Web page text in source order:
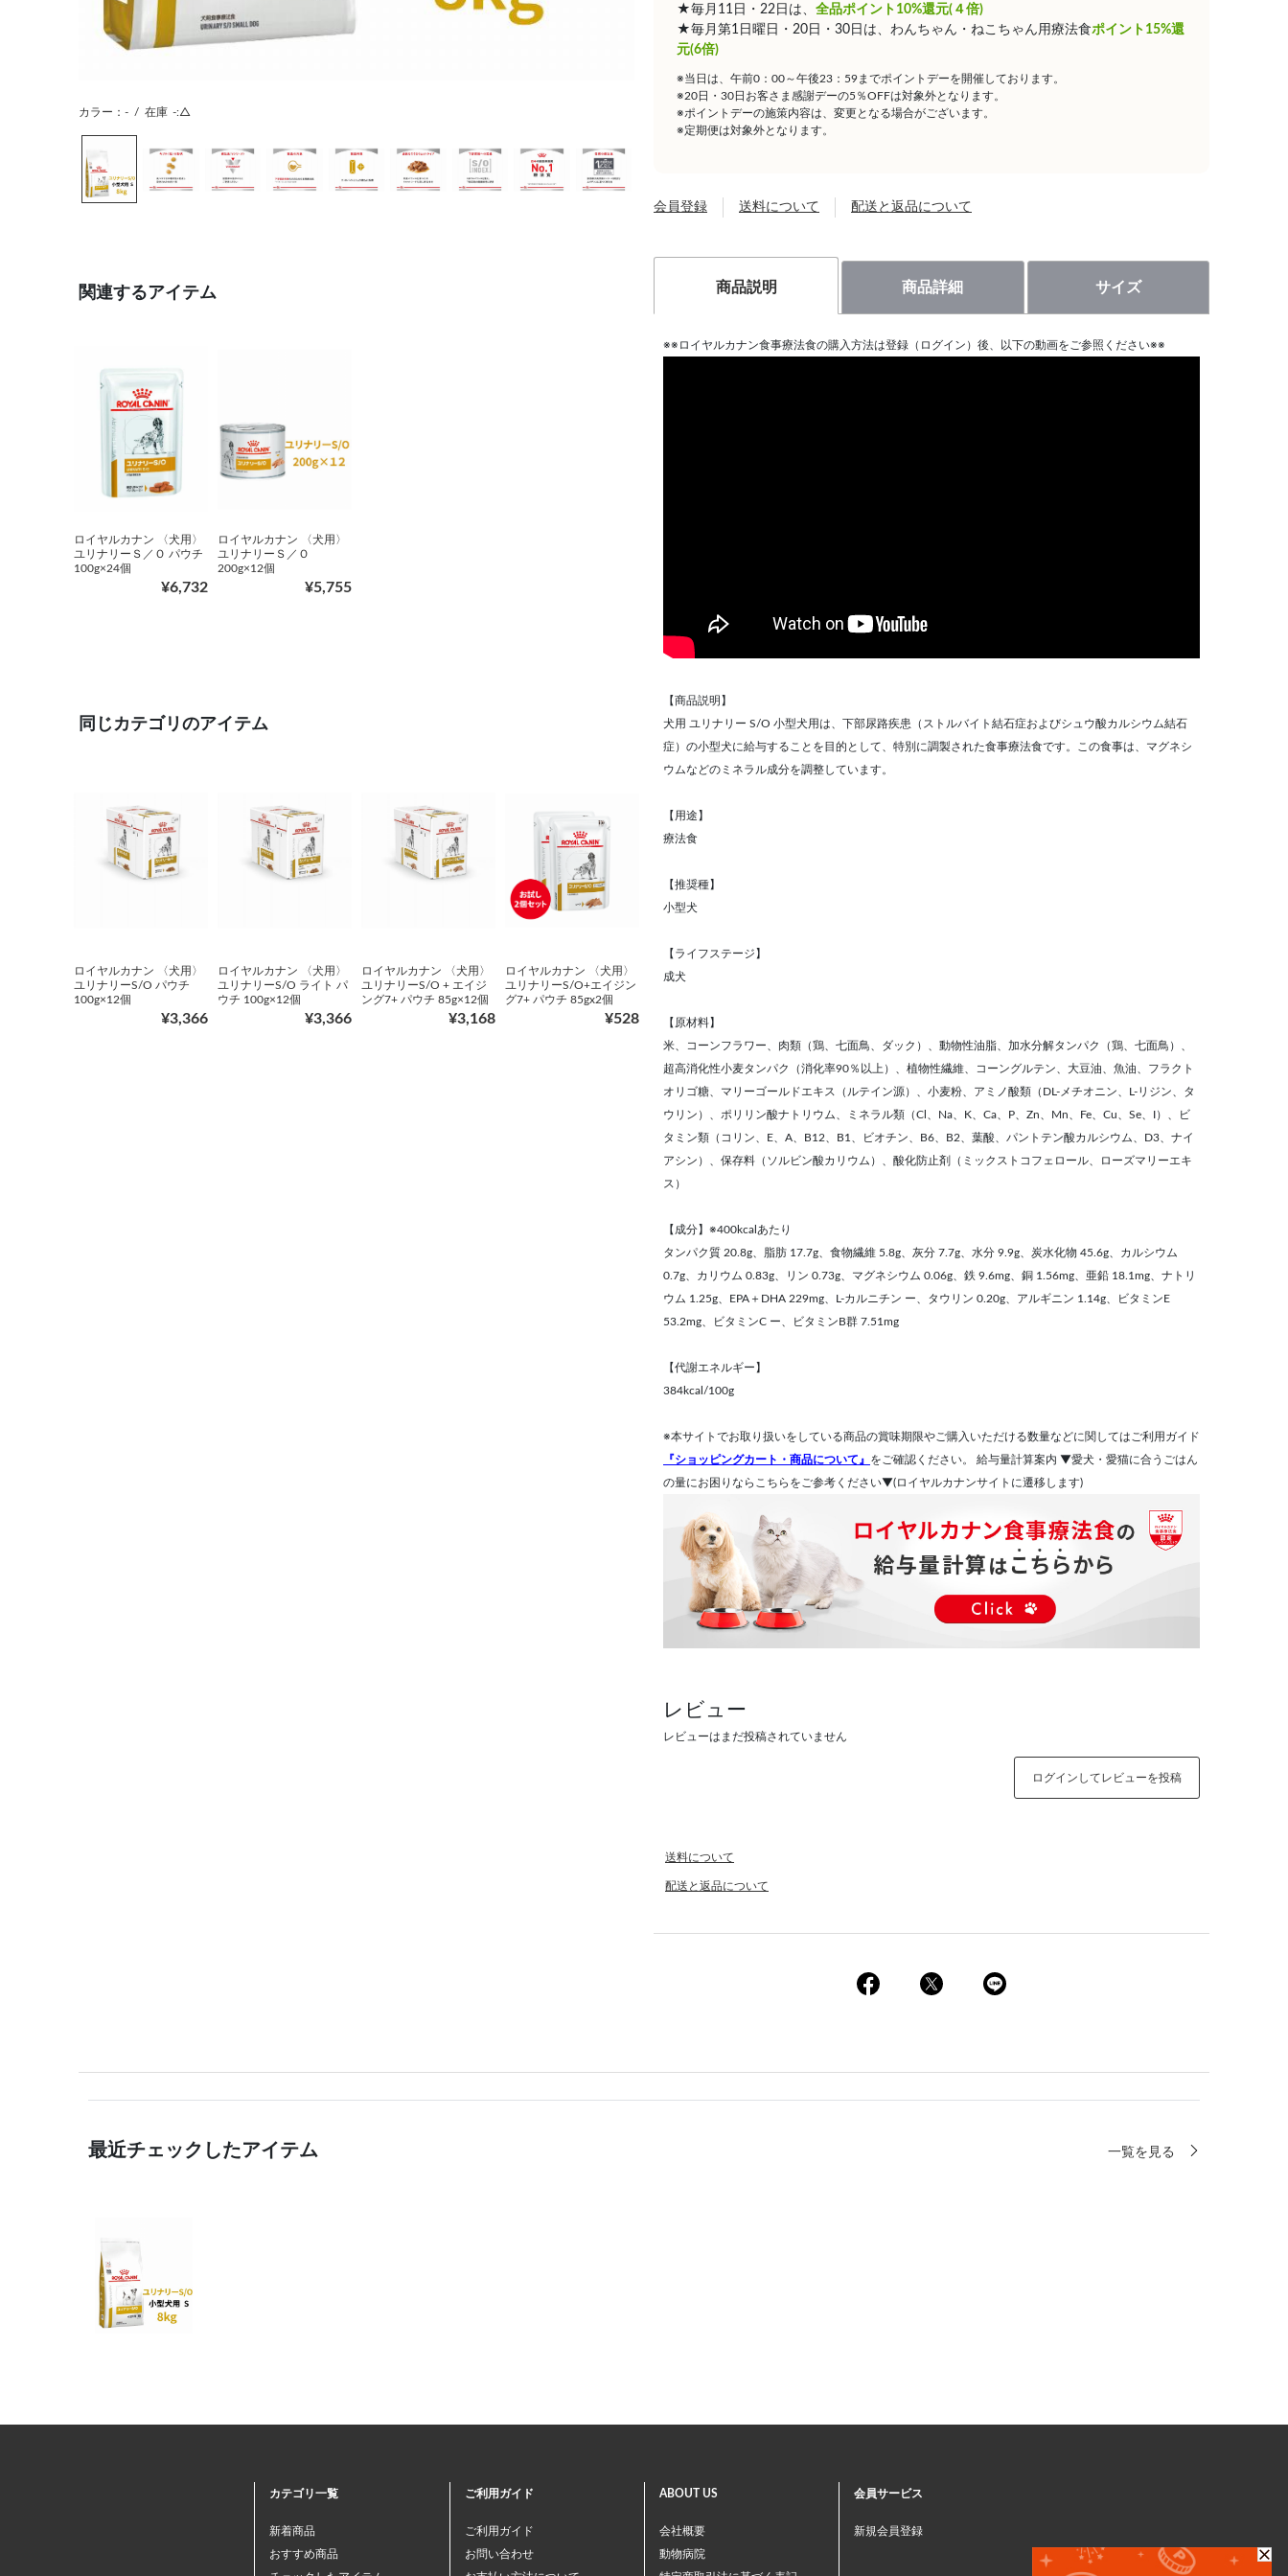
カラー：- / 在庫 -:△
関連するアイテム
ロイヤルカナン 〈犬用〉
ユリナリーＳ／Ｏ パウチ
100g×24個
¥6,732
ロイヤルカナン 〈犬用〉
ユリナリーＳ／Ｏ
200g×12個
¥5,755
同じカテゴリのアイテム
ロイヤルカナン 〈犬用〉
ユリナリーS/O パウチ
100g×12個
¥3,366
ロイヤルカナン 〈犬用〉
ユリナリーS/O ライト パ
ウチ 100g×12個
¥3,366
ロイヤルカナン 〈犬用〉
ユリナリーS/O + エイジ
ング7+ パウチ 85g×12個
¥3,168
ロイヤルカナン 〈犬用〉
ユリナリーS/O+エイジン
グ7+ パウチ 85gx2個
¥528
★毎月11日・22日は、 全品ポイント10%還元(４倍)
★毎月第1日曜日・20日・30日は、わんちゃん・ねこちゃん用療法食ポイント15%還
元(6倍)
※当日は、午前0：00～午後23：59までポイントデーを開催しております。
※20日・30日お客さま感謝デーの5％OFFは対象外となります。
※ポイントデーの施策内容は、変更となる場合がございます。
※定期便は対象外となります。
会員登録 送料について 配送と返品について
商品説明 商品詳細 サイズ
※※ロイヤルカナン食事療法食の購入方法は登録（ログイン）後、以下の動画をご参照ください※※
【商品説明】
犬用 ユリナリー S/O 小型犬用は、下部尿路疾患（ストルバイト結石症およびシュウ酸カルシウム結石
症）の小型犬に給与することを目的として、特別に調製された食事療法食です。この食事は、マグネシ
ウムなどのミネラル成分を調整しています。
【用途】
療法食
【推奨種】
小型犬
【ライフステージ】
成犬
【原材料】
米、コーンフラワー、肉類（鶏、七面鳥、ダック）、動物性油脂、加水分解タンパク（鶏、七面鳥）、
超高消化性小麦タンパク（消化率90％以上）、植物性繊維、コーングルテン、大豆油、魚油、フラクト
オリゴ糖、マリーゴールドエキス（ルテイン源）、小麦粉、アミノ酸類（DL-メチオニン、L-リジン、タ
ウリン）、ポリリン酸ナトリウム、ミネラル類（Cl、Na、K、Ca、P、Zn、Mn、Fe、Cu、Se、I）、ビ
タミン類（コリン、E、A、B12、B1、ビオチン、B6、B2、葉酸、パントテン酸カルシウム、D3、ナイ
アシン）、保存料（ソルビン酸カリウム）、酸化防止剤（ミックストコフェロール、ローズマリーエキ
ス）
【成分】※400kcalあたり
タンパク質 20.8g、脂肪 17.7g、食物繊維 5.8g、灰分 7.7g、水分 9.9g、炭水化物 45.6g、カルシウム
0.7g、カリウム 0.83g、リン 0.73g、マグネシウム 0.06g、鉄 9.6mg、銅 1.56mg、亜鉛 18.1mg、ナトリ
ウム 1.25g、EPA＋DHA 229mg、L-カルニチン ー、タウリン 0.20g、アルギニン 1.14g、ビタミンE
53.2mg、ビタミンC ー、ビタミンB群 7.51mg
【代謝エネルギー】
384kcal/100g
※本サイトでお取り扱いをしている商品の賞味期限やご購入いただける数量などに関してはご利用ガイド
『ショッピングカート・商品について』 をご確認ください。 給与量計算案内 ▼愛犬・愛猫に合うごはん
の量にお困りならこちらをご参考ください▼(ロイヤルカナンサイトに遷移します)
レビュー
レビューはまだ投稿されていません
ログインしてレビューを投稿
送料について
配送と返品について
最近チェックしたアイテム 一覧を見る
カテゴリ一覧
新着商品
おすすめ商品
ご利用ガイド
ご利用ガイド
お問い合わせ
ABOUT US
会社概要
動物病院
会員サービス
新規会員登録